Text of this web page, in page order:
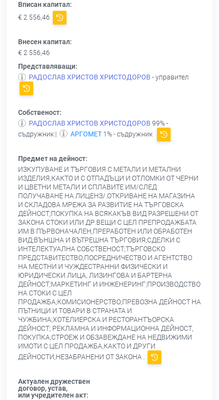
Вписан капитал:
€ 2 556,46
Внесен капитал:
€ 2 556,46
Представляващи:
РАДОСЛАВ ХРИСТОВ ХРИСТОДОРОВ - управител
Собственост:
РАДОСЛАВ ХРИСТОВ ХРИСТОДОРОВ 99% -
съдружник |
АРГОМЕТ 1% - съдружник
Предмет на дейност:
ИЗКУПУВАНЕ И ТЪРГОВИЯ С МЕТАЛИ И МЕТАЛНИ
ИЗДЕЛИЯ,КАКТО И С ОТПАДЪЦИ И ОТЛОМКИ ОТ ЧЕРНИ
И ЦВЕТНИ МЕТАЛИ И СПЛАВИТЕ ИМ/СЛЕД
ПОЛУЧАВАНЕ НА ЛИЦЕНЗ/.ОТКРИВАНЕ НА МАГАЗИНА
И СКЛАДОВА МРЕЖА ЗА РАЗВИТИЕ НА ТЪРГОВСКА
ДЕЙНОСТ;ПОКУПКА НА ВСЯКАКЪВ ВИД РАЗРЕШЕНИ ОТ
ЗАКОНА СТОКИ ИЛИ ДР.ВЕЩИ С ЦЕЛ ПРЕПРОДАЖБАТА
ИМ В ПЪРВОНАЧАЛЕН,ПРЕРАБОТЕН ИЛИ ОБРАБОТЕН
ВИД;ВЪНШНА И ВЪТРЕШНА ТЪРГОВИЯ;СДЕЛКИ С
ИНТЕЛЕКТУАЛНА СОБСТВЕНОСТ;ТЪРГОВСКО
ПРЕДСТАВИТЕСТВО,ПОСРЕДНИЧЕСТВО И АГЕНТСТВО
НА МЕСТНИ И ЧУЖДЕСТРАННИ ФИЗИЧЕСКИ И
ЮРИДИЧЕСКИ ЛИЦА, ЛИЗИНГОВА И БАРТЕРНА
ДЕЙНОСТ;МАРКЕТИНГ И ИНЖЕНЕРИНГ;ПРОИЗВОДСТВО
НА СТОКИ С ЦЕЛ
ПРОДАЖБА;КОМИСИОНЕРСТВО;ПРЕВОЗНА ДЕЙНОСТ НА
ПЪТНИЦИ И ТОВАРИ В СТРАНАТА И
ЧУЖБИНА;ХОТЕЛИЕРСКА И РЕСТОРАНТЪОРСКА
ДЕЙНОСТ; РЕКЛАМНА И ИНФОРМАЦИОННА ДЕЙНОСТ,
ПОКУПКА,СТРОЕЖ И ОБЗАВЕЖДАНЕ НА НЕДВИЖИМИ
ИМОТИ С ЦЕЛ ПРОДАЖБА,КАКТО И ДРУГИ
ДЕЙНОСТИ,НЕЗАБРАНЕНИ ОТ ЗАКОНА .
Актуален дружествен
договор, устав,
или учредителен акт: